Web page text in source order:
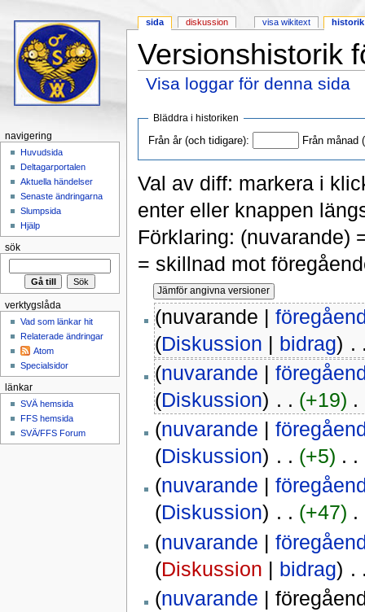
Versionshistorik
Visa loggar för denna sida
Bläddra i historiken
Från år (och tidigare): Från månad
Val av diff: markera i
enter eller knappen
Förklaring: (nuvarande)
= skillnad mot
(nuvarande |
(Diskussion | bidrag)
(nuvarande |
(Diskussion) ‎ . . (+19)
(nuvarande |
(Diskussion) ‎ . . (+5) ‎ . .
(nuvarande |
(Diskussion) ‎ . . (+47)
(nuvarande |
(Diskussion | bidrag)
(nuvarande |
sida diskussion visa wikitext historik
navigering
Huvudsida
Deltagarportalen
Aktuella händelser
Senaste ändringarna
Slumpsida
Hjälp
sök
verktygslåda
Vad som länkar hit
Relaterade ändringar
Atom
Specialsidor
länkar
SVÄ hemsida
FFS hemsida
SVÄ/FFS Forum